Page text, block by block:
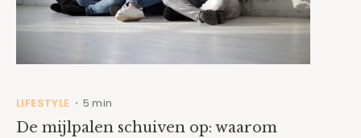
LIFESTYLE • 5 min
De mijlpalen schuiven op: waarom